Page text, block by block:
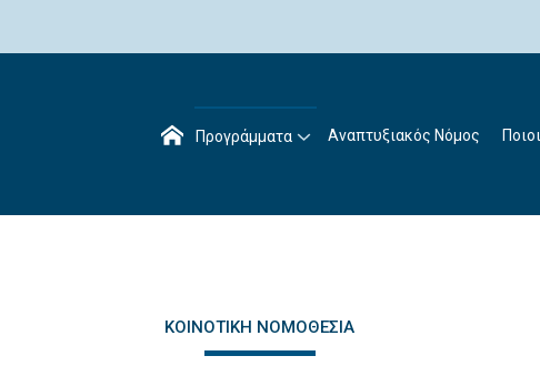
Προγράμματα Αναπτυξιακός Νόμος
ΚΟΙΝΟΤΙΚΉ ΝΟΜΟΘΕΣΊΑ